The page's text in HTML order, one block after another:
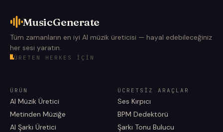
MusicGenerate
Tüm zamanların en iyi AI müzik üreticisi — hayal edebileceğiniz
her sesi yaratın.
ÜRETEN HERKES IÇIN
ÜRÜN
AI Müzik Üretici
Metinden Müziğe
AI Şarkı Üretici
ÜCRETSIZ ARAÇLAR
Ses Kırpıcı
BPM Dedektörü
Şarkı Tonu Bulucu